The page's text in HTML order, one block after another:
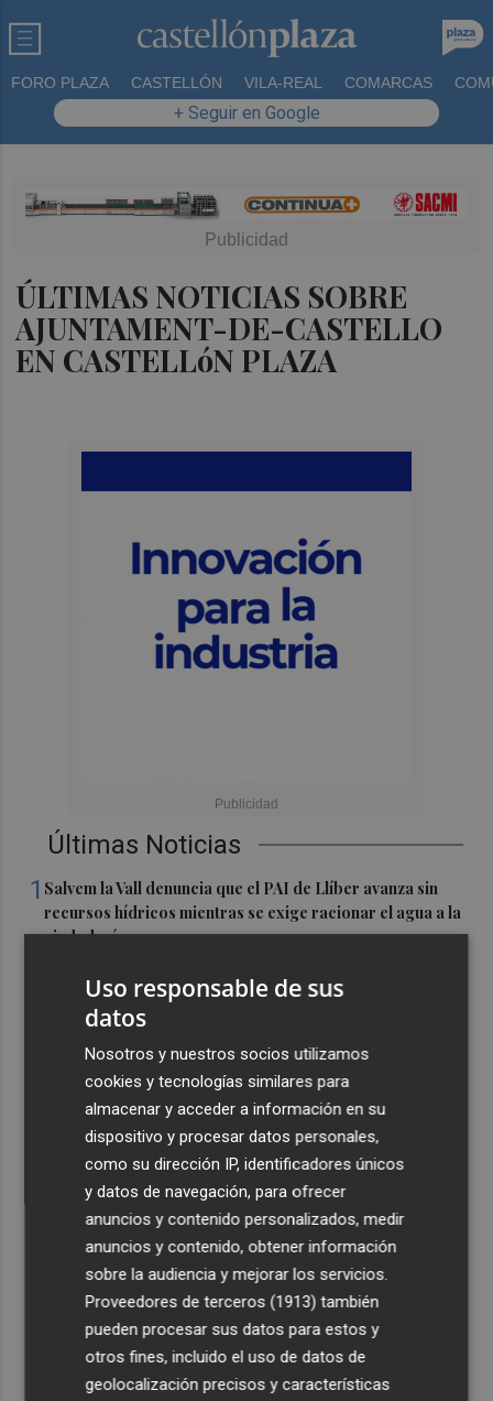
FORO PLAZA CASTELLÓN VILA-REAL COMARCAS
+ Seguir en Google
ÚLTIMAS NOTICIAS SOBRE
AJUNTAMENT-DE-CASTELLO
EN CASTELLóN PLAZA
Últimas Noticias
1 Salvem la Vall denuncia que el PAI de Llíber avanza sin
recursos hídricos mientras se exige racionar el agua a la
ciudadanía
El Hozono Jairis aún necesita un par de incorporaciones
para su cuarto año en la LF Endesa
Ruz ya hace planes para un posible futuro de Clarisas,
más allá de la rehabilitación: ¿retorno de la Dama?
ViviFind, el buscador inmobiliario con IA surgido del
PCUMH, prepara sus primeras alianzas con el sector
Castelló apuesta por convertir el eclipse en un referente
científico: recibirá a un gran equipo de expertos
Uso responsable de sus
datos
Nosotros y nuestros socios utilizamos
cookies y tecnologías similares para
almacenar y acceder a información en su
dispositivo y procesar datos personales,
como su dirección IP, identificadores únicos
y datos de navegación, para ofrecer
anuncios y contenido personalizados, medir
anuncios y contenido, obtener información
sobre la audiencia y mejorar los servicios.
Proveedores de terceros (1913) también
pueden procesar sus datos para estos y
otros fines, incluido el uso de datos de
geolocalización precisos y características